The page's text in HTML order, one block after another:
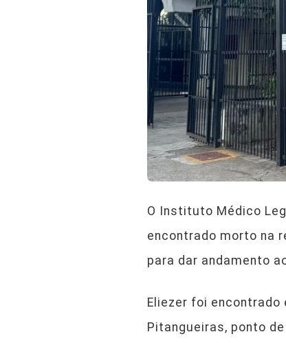
O Instituto Médico
encontrado morto na
para dar andamento
Eliezer foi
Pitangueiras, ponto